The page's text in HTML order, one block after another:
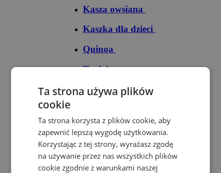
Kasza owsiana
Kaszka dla dzieci
Quinoa
Tapioka
Ryże
Ryż basmati
Ryż biały
Ryż brązowy
Ta strona używa plików
cookie
Ta strona korzysta z plików cookie, aby
zapewnić lepszą wygodę użytkowania.
Korzystając z tej strony, wyrażasz zgodę
na używanie przez nas wszystkich plików
cookie zgodnie z warunkami naszej